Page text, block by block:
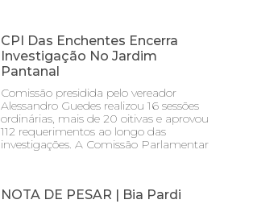
CPI Das Enchentes Encerra
Investigação No Jardim
Pantanal
Comissão presidida pelo vereador
Alessandro Guedes realizou 16 sessões
ordinárias, mais de 20 oitivas e aprovou
112 requerimentos ao longo das
investigações. A Comissão Parlamentar
NOTA DE PESAR | Bia Pardi